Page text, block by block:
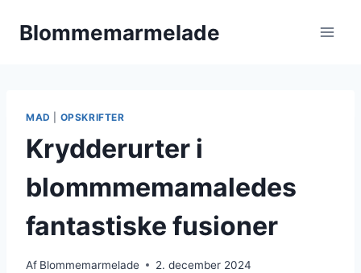
Blommemarmelade
MAD OPSKRIFTER
Krydderurter i
blommmemamaledes
fantastiske fusioner
Af Blommemarmelade 2. december 2024